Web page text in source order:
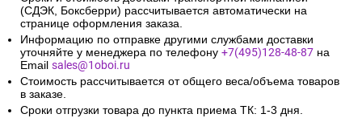
(СДЭК, Боксберри) рассчитывается автоматически на
странице оформления заказа.
Информацию по отправке другими службами доставки
уточняйте у менеджера по телефону +7(495)128-48-87 на
Email sales@1oboi.ru
Стоимость рассчитывается от общего веса/объема товаров
в заказе.
Сроки отгрузки товара до пункта приема ТК: 1-3 дня.